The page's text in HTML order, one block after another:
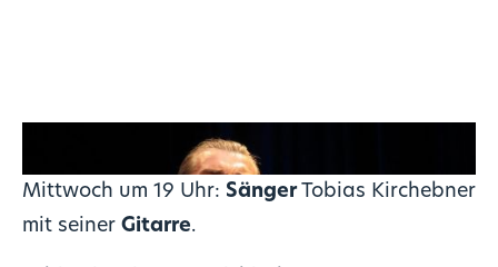
Mittwoch um 19 Uhr: Sänger
Tobias Kirchebner
mit seiner Gitarre.